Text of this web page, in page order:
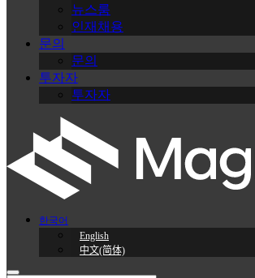
뉴스룸
인재채용
문의
문의
투자자
투자자
한국어
English
中文(简体)